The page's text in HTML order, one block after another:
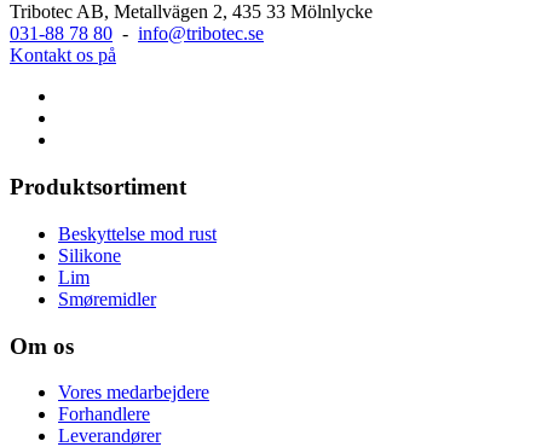
Tribotec AB, Metallvägen 2, 435 33 Mölnlycke
031-88 78 80 - info@tribotec.se
Kontakt os på
Produktsortiment
Beskyttelse mod rust
Silikone
Lim
Smøremidler
Om os
Vores medarbejdere
Forhandlere
Leverandører